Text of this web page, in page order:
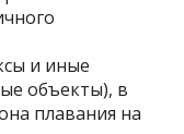
и иные
объекты), в
плавания на